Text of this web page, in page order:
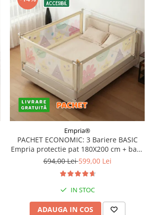
Empria®
PACHET ECONOMIC: 3 Bariere BASIC
Empria protectie pat 180X200 cm + bara
stabilizatoare
694,00 Lei599,00 Lei
IN STOC
ADAUGA IN COS